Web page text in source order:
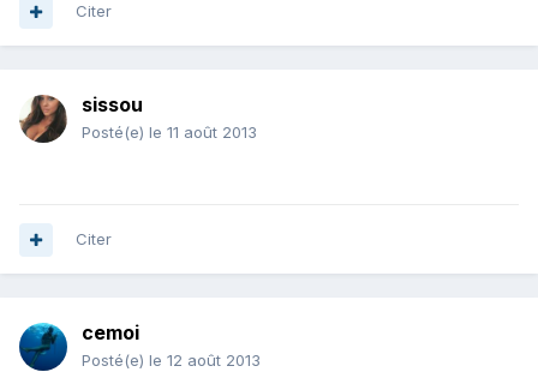
Citer
sissou
Posté(e) le 11 août 2013
Citer
cemoi
Posté(e) le 12 août 2013